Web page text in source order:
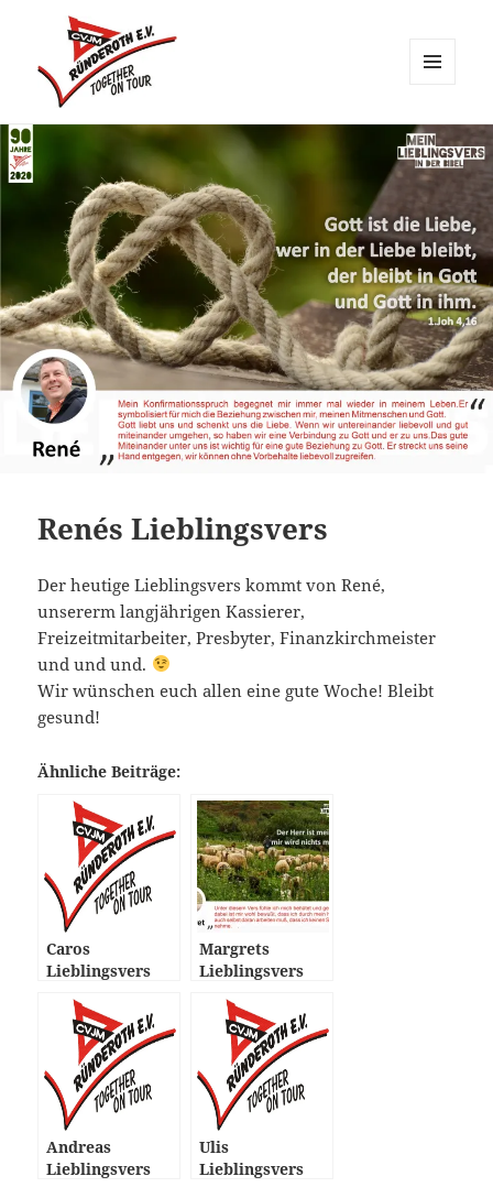
CVJM Ründeroth
WIDGETS
Renés Lieblingsvers
Der heutige Lieblingsvers kommt von René,
unsererm langjährigen Kassierer,
Freizeitmitarbeiter, Presbyter, Finanzkirchmeister
und und und.
Wir wünschen euch allen eine gute Woche! Bleibt
gesund!
Ähnliche Beiträge:
Caros
Lieblingsvers
Margrets
Lieblingsvers
Andreas
Lieblingsvers
Ulis
Lieblingsvers